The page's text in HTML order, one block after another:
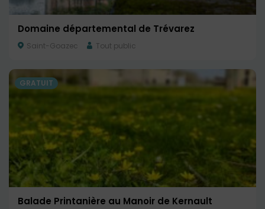
Domaine départemental de Trévarez
Saint-Goazec Tout public
Balade Printanière au Manoir de Kernault
GRATUIT